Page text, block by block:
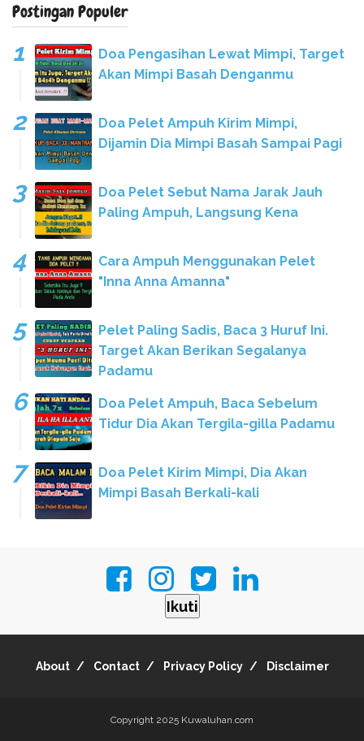
Postingan Populer
Doa Pengasihan Lewat Mimpi, Target
Akan Mimpi Basah Denganmu
Doa Pelet Ampuh Kirim Mimpi,
Dijamin Dia Mimpi Basah Sampai Pagi
Doa Pelet Sebut Nama Jarak Jauh
Paling Ampuh, Langsung Kena
Cara Ampuh Menggunakan Pelet
"Inna Anna Amanna"
Pelet Paling Sadis, Baca 3 Huruf Ini.
Target Akan Berikan Segalanya
Padamu
Doa Pelet Ampuh, Baca Sebelum
Tidur Dia Akan Tergila-gilla Padamu
Doa Pelet Kirim Mimpi, Dia Akan
Mimpi Basah Berkali-kali
Ikuti
About Contact Privacy Policy Disclaimer
Copyright 2025 Kuwaluhan.com